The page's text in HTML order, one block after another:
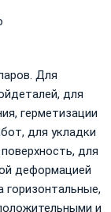
Для
для
герметизации
для укладки
для
деформацией
и